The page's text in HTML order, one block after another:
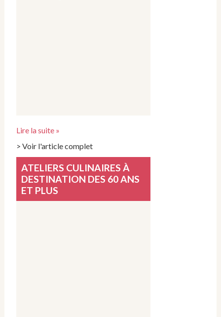
Lire la suite »
> Voir l'article complet
ATELIERS CULINAIRES À
DESTINATION DES 60 ANS
ET PLUS